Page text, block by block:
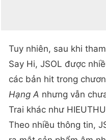
Tuy nhiên, sau khi
Say Hi, JSOL được
các bản hit trong
Hạng A nhưng vẫn
Trai khác như
Theo nhiều thông tin,